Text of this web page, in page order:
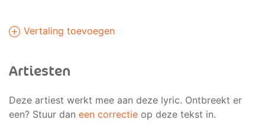
Vertaling toevoegen
Artiesten
Deze artiest werkt mee aan deze lyric. Ontbreekt er
een? Stuur dan een correctie op deze tekst in.